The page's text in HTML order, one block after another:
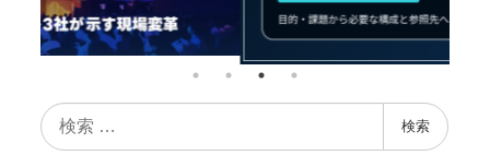
検
索
検索